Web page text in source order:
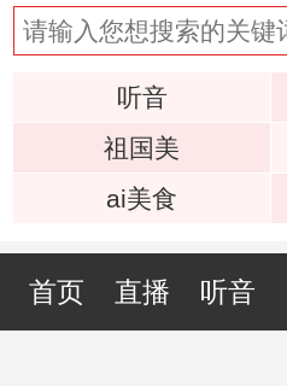
听音
祖国美
ai美食
首页 直播 听音